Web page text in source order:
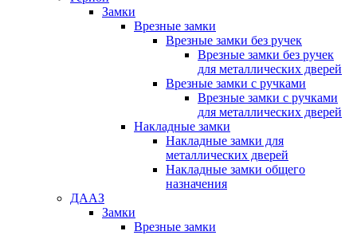
Замки
Врезные замки
Врезные замки без ручек
Врезные замки без ручек
для металлических дверей
Врезные замки с ручками
Врезные замки с ручками
для металлических дверей
Накладные замки
Накладные замки для
металлических дверей
Накладные замки общего
назначения
ДААЗ
Замки
Врезные замки